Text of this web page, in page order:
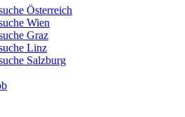
Österreich
Wien
Graz
Linz
Salzburg